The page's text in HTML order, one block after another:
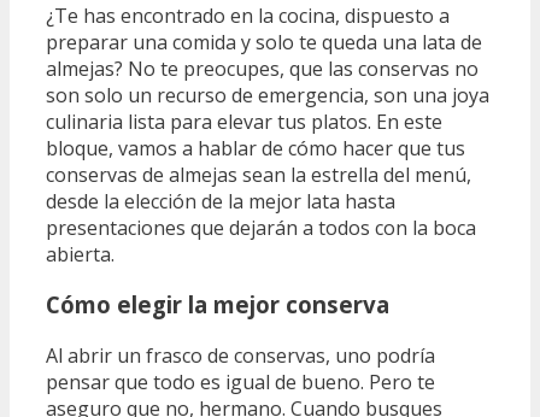
¿Te has encontrado en la cocina, dispuesto a
preparar una comida y solo te queda una lata de
almejas? No te preocupes, que las conservas no
son solo un recurso de emergencia, son una joya
culinaria lista para elevar tus platos. En este
bloque, vamos a hablar de cómo hacer que tus
conservas de almejas sean la estrella del menú,
desde la elección de la mejor lata hasta
presentaciones que dejarán a todos con la boca
abierta.
Cómo elegir la mejor conserva
Al abrir un frasco de conservas, uno podría
pensar que todo es igual de bueno. Pero te
aseguro que no, hermano. Cuando busques